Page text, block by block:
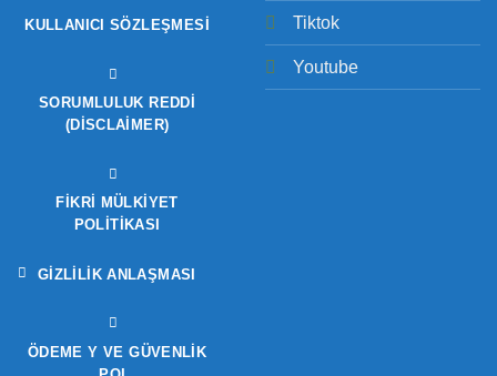
KULLANICI SÖZLEŞMESI
SORUMLULUK REDDI
(DISCLAIMER)
FIKRI MÜLKIYET
POLITIKASI
GIZLILIK ANLAŞMASI
ÖDEME Y VE GÜVENLIK
Tiktok
Youtube